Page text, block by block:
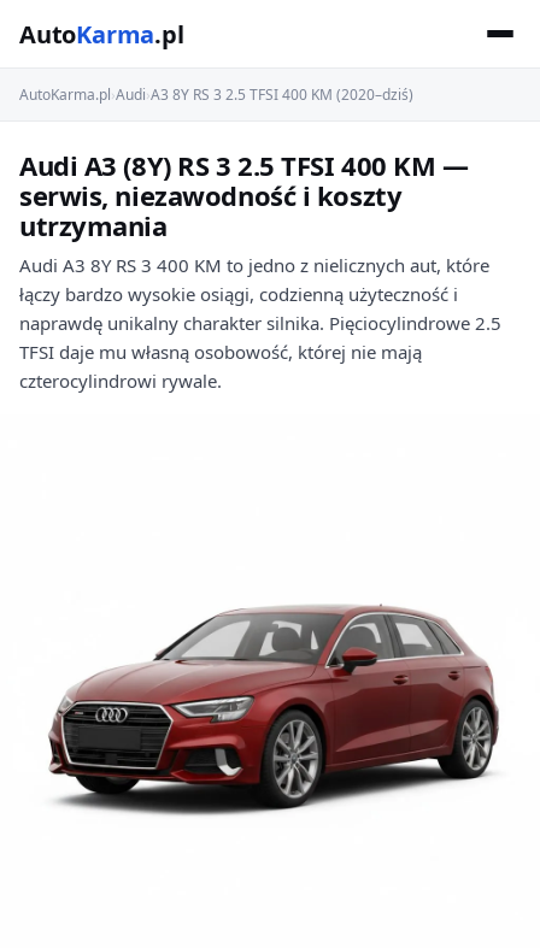
AutoKarma.pl
AutoKarma.pl›Audi›A3 8Y RS 3 2.5 TFSI 400 KM (2020–dziś)
Audi A3 (8Y) RS 3 2.5 TFSI 400 KM —
serwis, niezawodność i koszty
utrzymania
Audi A3 8Y RS 3 400 KM to jedno z nielicznych aut, które
łączy bardzo wysokie osiągi, codzienną użyteczność i
naprawdę unikalny charakter silnika. Pięciocylindrowe 2.5
TFSI daje mu własną osobowość, której nie mają
czterocylindrowi rywale.